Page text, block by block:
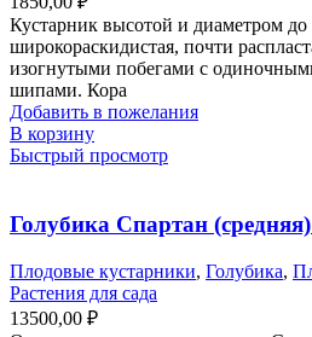
Кустарник высотой и диаметром
широкораскидистая, почти
изогнутыми побегами с
шипами. Кора
Добавить в пожелания
В корзину
Быстрый просмотр
Голубика Спартан (средняя)
Плодовые кустарники, Голубика,
Растения для сада
13500,00 ₽